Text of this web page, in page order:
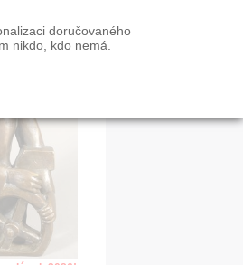
doručovaného
nikdo, kdo nemá.